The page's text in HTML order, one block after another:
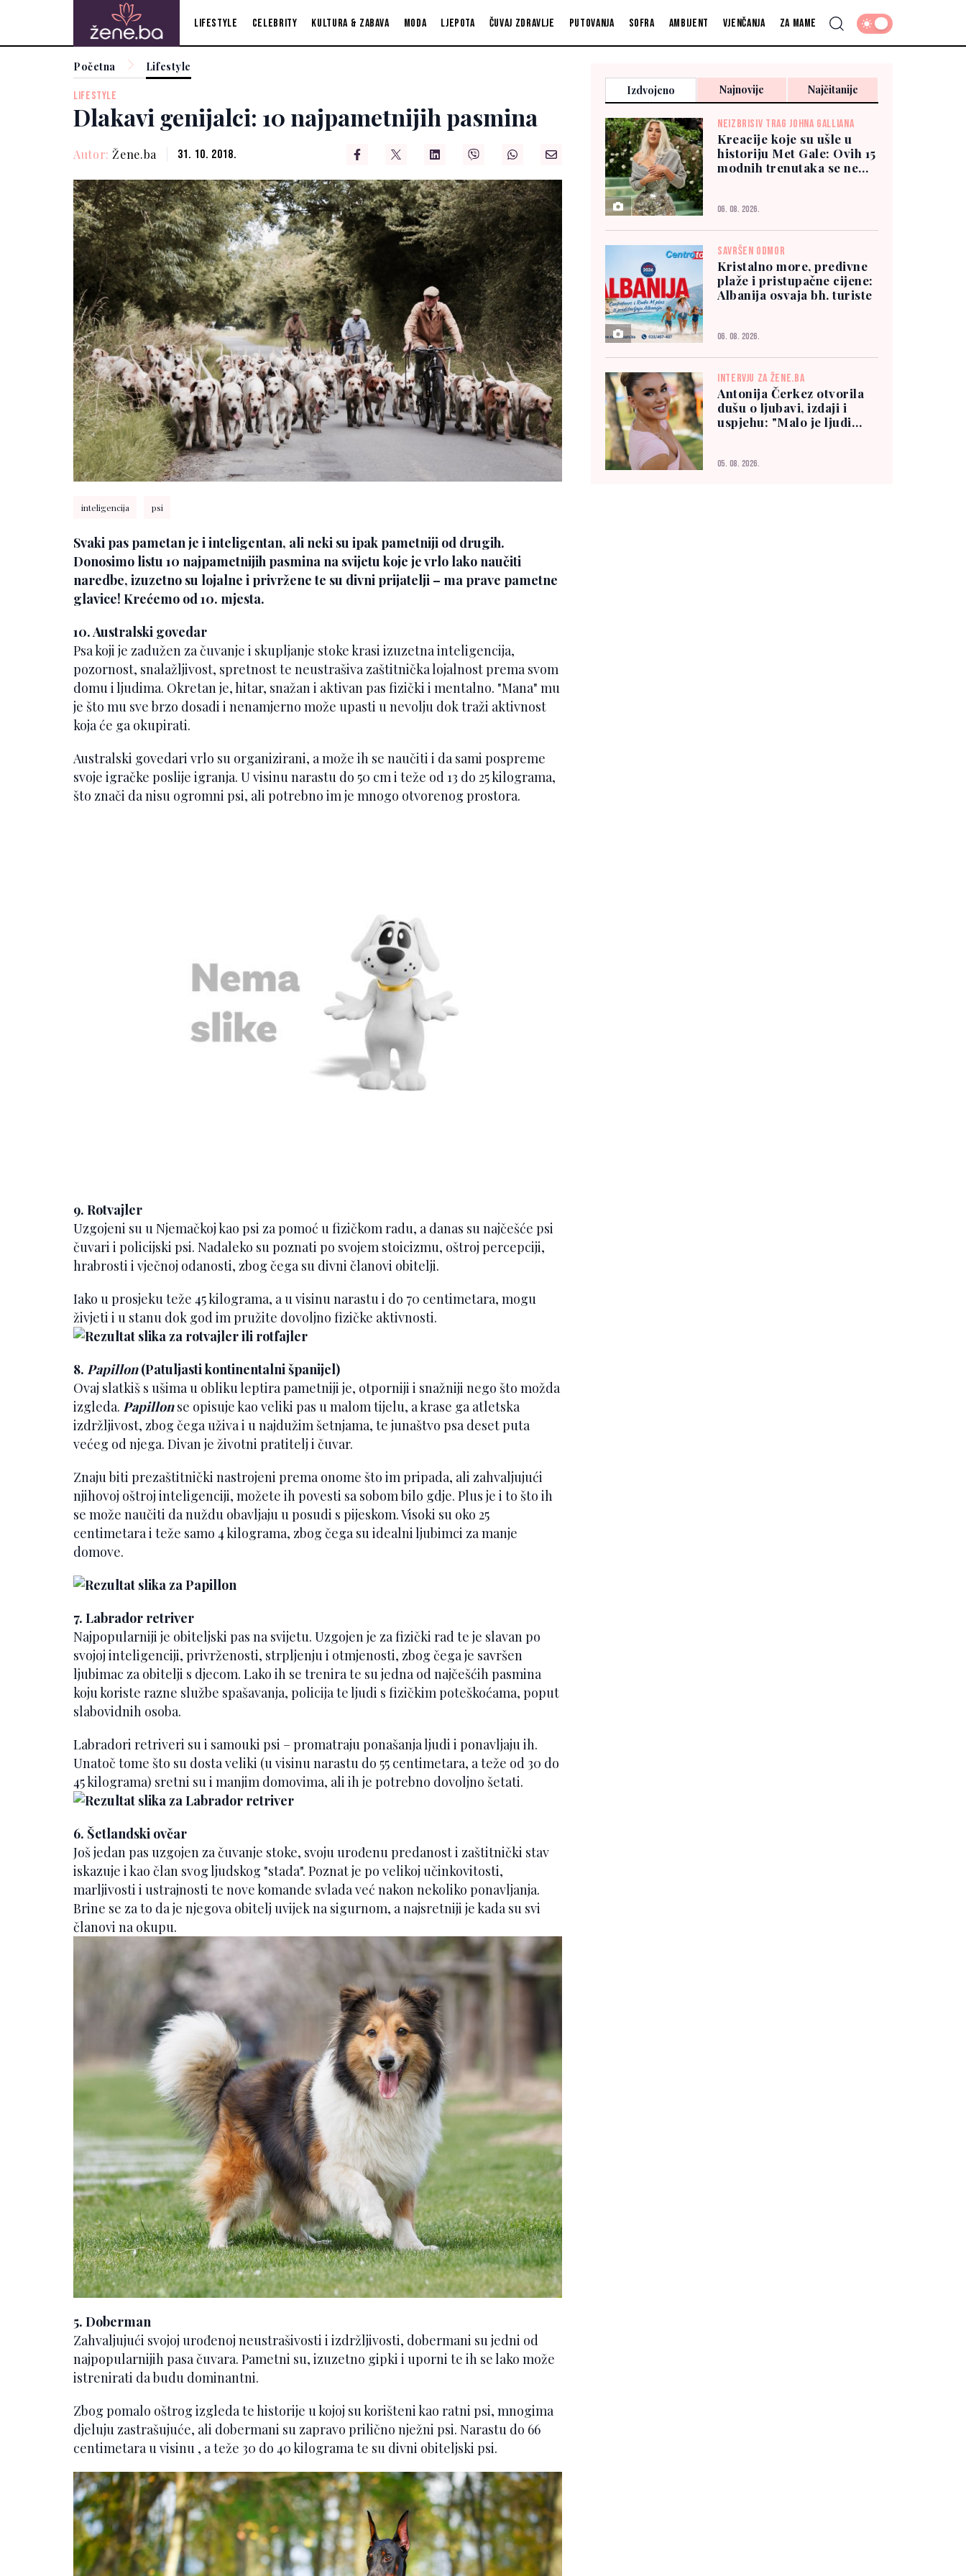
Lifestyle Celebrity Kultura & zabava Moda Ljepota Čuvaj zdravlje Putovanja Sofra Ambijent Vjenčanja Za mame
Početna Lifestyle
LIFESTYLE
Dlakavi genijalci: 10 najpametnijih pasmina
Autor: Žene.ba 31. 10. 2018.
inteligencija psi
Svaki pas pametan je i inteligentan, ali neki su ipak pametniji od drugih.
Donosimo listu 10 najpametnijih pasmina na svijetu koje je vrlo lako naučiti
naredbe, izuzetno su lojalne i privržene te su divni prijatelji – ma prave pametne
glavice! Krećemo od 10. mjesta.
10. Australski govedar
Psa koji je zadužen za čuvanje i skupljanje stoke krasi izuzetna inteligencija,
pozornost, snalažljivost, spretnost te neustrašiva zaštitnička lojalnost prema svom
domu i ljudima. Okretan je, hitar, snažan i aktivan pas fizički i mentalno. "Mana" mu
je što mu sve brzo dosadi i nenamjerno može upasti u nevolju dok traži aktivnost
koja će ga okupirati.
Australski govedari vrlo su organizirani, a može ih se naučiti i da sami pospreme
svoje igračke poslije igranja. U visinu narastu do 50 cm i teže od 13 do 25 kilograma,
što znači da nisu ogromni psi, ali potrebno im je mnogo otvorenog prostora.
9. Rotvajler
Uzgojeni su u Njemačkoj kao psi za pomoć u fizičkom radu, a danas su najčešće psi
čuvari i policijski psi. Nadaleko su poznati po svojem stoicizmu, oštroj percepciji,
hrabrosti i vječnoj odanosti, zbog čega su divni članovi obitelji.
Iako u prosjeku teže 45 kilograma, a u visinu narastu i do 70 centimetara, mogu
živjeti i u stanu dok god im pružite dovoljno fizičke aktivnosti.
8. Papillon(Patuljasti kontinentalni španijel)
Ovaj slatkiš s ušima u obliku leptira pametniji je, otporniji i snažniji nego što možda
izgleda. Papillonse opisuje kao veliki pas u malom tijelu, a krase ga atletska
izdržljivost, zbog čega uživa i u najdužim šetnjama, te junaštvo psa deset puta
većeg od njega. Divan je životni pratitelj i čuvar.
Znaju biti prezaštitnički nastrojeni prema onome što im pripada, ali zahvaljujući
njihovoj oštroj inteligenciji, možete ih povesti sa sobom bilo gdje. Plus je i to što ih
se može naučiti da nuždu obavljaju u posudi s pijeskom. Visoki su oko 25
centimetara i teže samo 4 kilograma, zbog čega su idealni ljubimci za manje
domove.
7. Labrador retriver
Najpopularniji je obiteljski pas na svijetu. Uzgojen je za fizički rad te je slavan po
svojoj inteligenciji, privrženosti, strpljenju i otmjenosti, zbog čega je savršen
ljubimac za obitelji s djecom. Lako ih se trenira te su jedna od najčešćih pasmina
koju koriste razne službe spašavanja, policija te ljudi s fizičkim poteškoćama, poput
slabovidnih osoba.
Labradori retriveri su i samouki psi – promatraju ponašanja ljudi i ponavljaju ih.
Unatoč tome što su dosta veliki (u visinu narastu do 55 centimetara, a teže od 30 do
45 kilograma) sretni su i manjim domovima, ali ih je potrebno dovoljno šetati.
6. Šetlandski ovčar
Još jedan pas uzgojen za čuvanje stoke, svoju urođenu predanost i zaštitnički stav
iskazuje i kao član svog ljudskog "stada". Poznat je po velikoj učinkovitosti,
marljivosti i ustrajnosti te nove komande svlada već nakon nekoliko ponavljanja.
Brine se za to da je njegova obitelj uvijek na sigurnom, a najsretniji je kada su svi
članovi na okupu.
5. Doberman
Zahvaljujući svojoj urođenoj neustrašivosti i izdržljivosti, dobermani su jedni od
najpopularnijih pasa čuvara. Pametni su, izuzetno gipki i uporni te ih se lako može
istrenirati da budu dominantni.
Zbog pomalo oštrog izgleda te historije u kojoj su korišteni kao ratni psi, mnogima
djeluju zastrašujuće, ali dobermani su zapravo prilično nježni psi. Narastu do 66
centimetara u visinu , a teže 30 do 40 kilograma te su divni obiteljski psi.
Izdvojeno Najnovije Najčitanije
NEIZBRISIV TRAG JOHNA GALLIANA
Kreacije koje su ušle u
historiju Met Gale: Ovih 15
modnih trenutaka se ne
06. 08. 2026.
SAVRŠEN ODMOR
Kristalno more, predivne
plaže i pristupačne cijene:
Albanija osvaja bh. turiste
06. 08. 2026.
INTERVJU ZA ŽENE.BA
Antonija Čerkez otvorila
dušu o ljubavi, izdaji i
uspjehu: "Malo je ljudi
05. 08. 2026.